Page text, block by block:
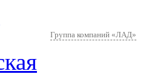
Группа компаний «ЛАД»